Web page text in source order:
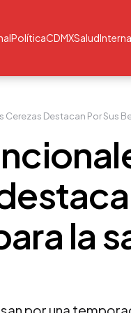
PolíticaCDMXSalud
la
Cerezas Destacan Por Sus